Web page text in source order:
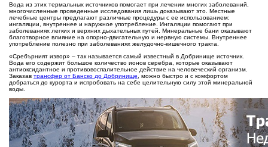
Вода из этих термальных источников помогает при лечении многих заболеваний,
многочисленные проведенные исследования лишь доказывают это. Местные
лечебные центры предлагают различные процедуры с ее использованием:
ингаляции, внутреннее и наружное употребление. Ингаляции помогают при
заболеваниях легких и верхних дыхательных путей. Минеральные бани оказывают
благотворное влияние на опорно-двигательную и нервную системы. Внутреннее
употребление полезно при заболеваниях желудочно-кишечного тракта.
«Сребърният извор» – так называется самый известный в Добринище источник.
Вода его содержит большое количество ионов серебра, которые оказывают
антиоксидантное и противовоспалительное действие на человеческий организм.
Заказав трансфер от Банско до Добринище , можно быстро и с комфортом
добраться до курорта и испробовать на себе целительную силу этой минеральной
воды.